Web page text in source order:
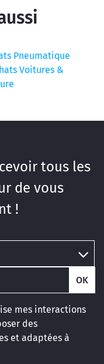
Pneumatique
Voitures &
tous les
de vous
!
OK
mes interactions
des
et adaptées à